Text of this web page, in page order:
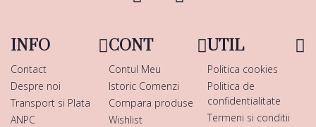
INFO
Contact
Despre noi
Transport si Plata
ANPC
CONT
Contul Meu
Istoric Comenzi
Compara produse
Wishlist
UTIL
Politica cookies
Politica de
confidentialitate
Termeni si conditii